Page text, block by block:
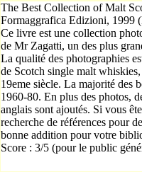
The Best Collection of Malt
Formaggrafica Edizioni, 1999
Ce livre est une collection
de Mr Zagatti, un des plus
La qualité des photographies
de Scotch single malt
19eme siècle. La majorité des
1960-80. En plus des photos,
anglais sont ajoutés. Si vous
recherche de références pour
bonne addition pour votre
Score : 3/5 (pour le public